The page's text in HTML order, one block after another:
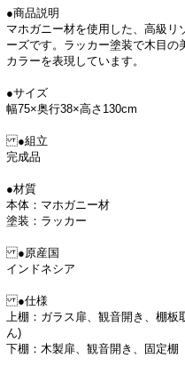
●商品説明
マホガニー材を使用した、高級リ
ーズです。ラッカー塗装で木目の
カラーを表現しています。
●サイズ
幅75×奥行38×高さ130cm
●組立
完成品
●材質
本体：マホガニー材
塗装：ラッカー
●原産国
インドネシア
●仕様
上棚：ガラス扉、観音開き、棚板
ん)
下棚：木製扉、観音開き、固定棚